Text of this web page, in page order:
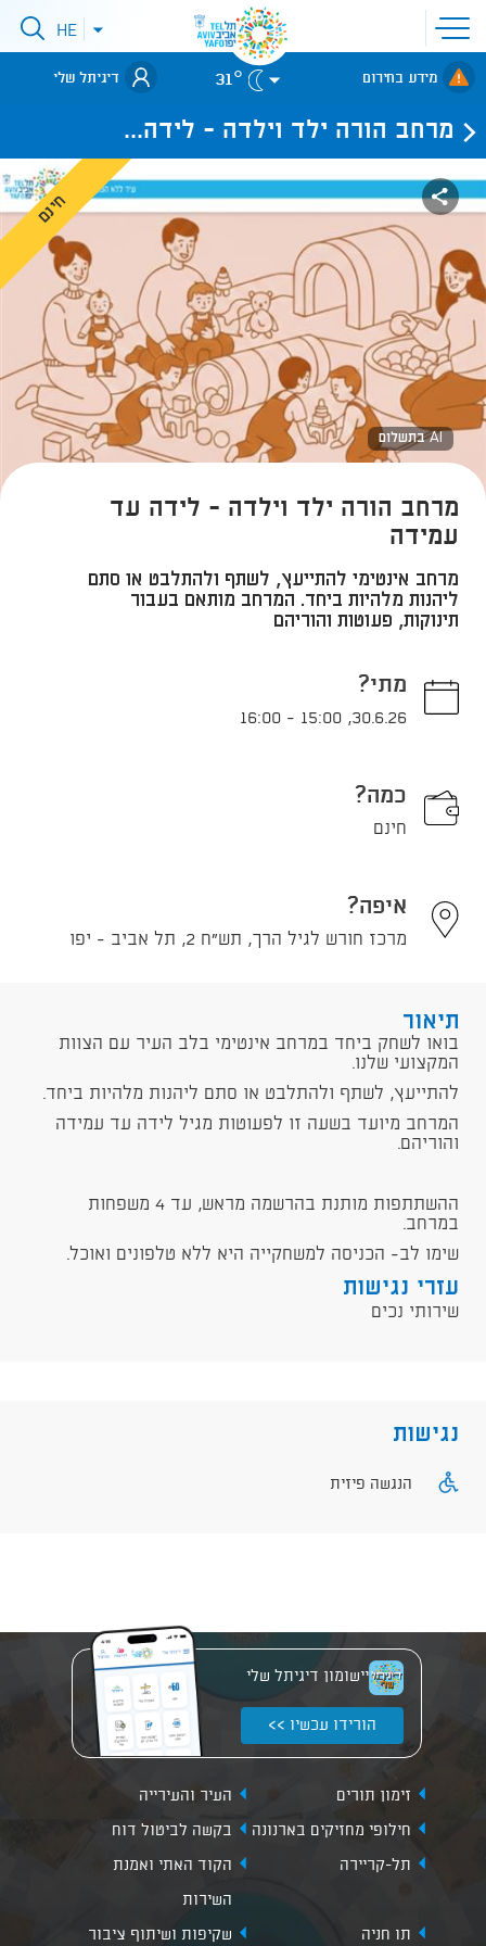
פתיחת
תפריט
אתר
לאתר עיריית
תל-אביב
פתיחתHE
מידע בחירום 31° דיגיתל שלי
מרחב הורה ילד וילדה - לידה...
AI בתשלום
חינם
מרחב הורה ילד וילדה - לידה עד
עמידה
מרחב אינטימי להתייעץ, לשתף ולהתלבט או סתם
ליהנות מלהיות ביחד. המרחב מותאם בעבור
תינוקות, פעוטות והוריהם
מתי?
30.6.26
,
15:00
-
16:00
כמה?
חינם
איפה?
מרכז חורש לגיל הרך, תש"ח 2, תל אביב - יפו
תיאור
בואו לשחק ביחד במרחב אינטימי בלב העיר עם הצוות
המקצועי שלנו.
להתייעץ, לשתף ולהתלבט או סתם ליהנות מלהיות ביחד.
המרחב מיועד בשעה זו לפעוטות מגיל לידה עד עמידה
והוריהם.
ההשתתפות מותנת בהרשמה מראש, עד 4 משפחות
במרחב.
שימו לב- הכניסה למשחקייה היא ללא טלפונים ואוכל.
עזרי נגישות
שירותי נכים
נגישות
הנגשה פיזית
יישומון דיגיתל שלי
הורידו עכשיו >>
זימון תורים
העיר והעירייה
חילופי מחזיקים בארנונה
בקשה לביטול דוח
תל-קריירה
הקוד האתי ואמנת
השירות
תו חניה
שקיפות ושיתוף ציבור